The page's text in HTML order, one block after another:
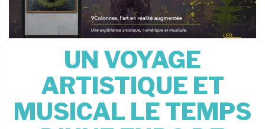
UN VOYAGE
ARTISTIQUE ET
MUSICAL LE TEMPS